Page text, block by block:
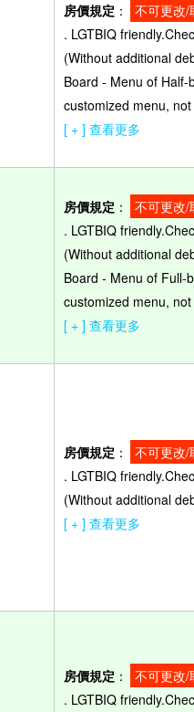
房價規定 ：
不可更改/
. LGTBIQ
(Without additional
Board - Menu of
customized menu,
[ + ] 查看更多
房價規定 ：
不可更改/
. LGTBIQ
(Without additional
Board - Menu of Full-
customized menu,
[ + ] 查看更多
房價規定 ：
不可更改/
. LGTBIQ
(Without additional
[ + ] 查看更多
房價規定 ：
不可更改/
. LGTBIQ